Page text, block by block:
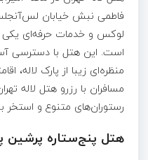
فاطمی نبش خیابان
لوکس و خدمات حرفه‌ای
است. این هتل با دسترسی
منظره‌ای زیبا از پارک لاله،
مسافران با رزرو هتل لاله
رستوران‌های متنوع و استخر
هتل پنج‌ستاره پرشین